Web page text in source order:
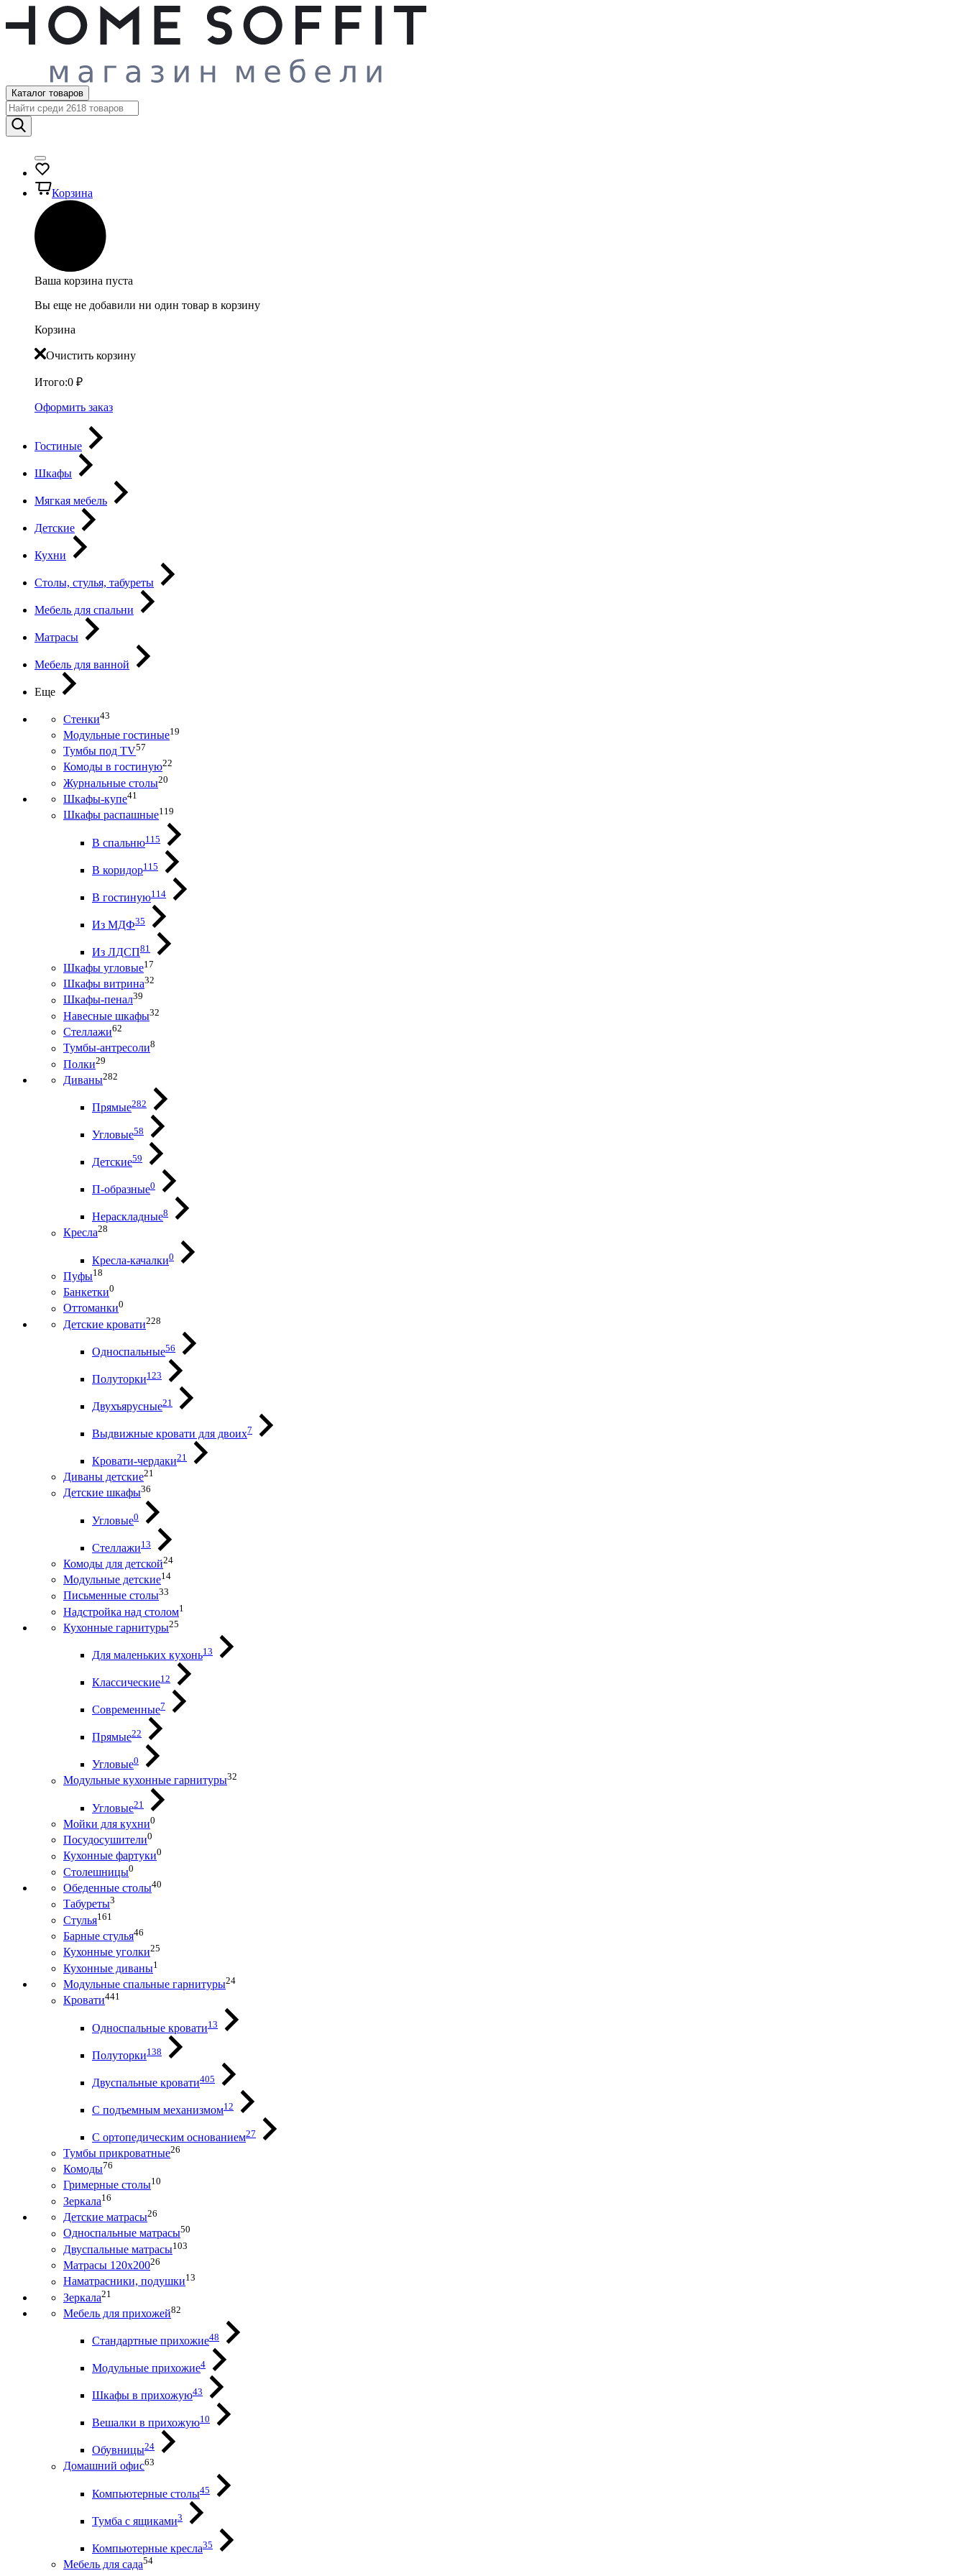
Каталог товаров
Корзина
Ваша корзина пуста
Вы еще не добавили ни один товар в корзину
Корзина
Очистить корзину
Итого:0 ₽
Оформить заказ
Гостиные
Шкафы
Мягкая мебель
Детские
Кухни
Столы, стулья, табуреты
Мебель для спальни
Матрасы
Мебель для ванной
Еще
Стенки43
Модульные гостиные19
Тумбы под ТV57
Комоды в гостиную22
Журнальные столы20
Шкафы-купе41
Шкафы распашные119
В спальню115
В коридор115
В гостиную114
Из МДФ35
Из ЛДСП81
Шкафы угловые17
Шкафы витрина32
Шкафы-пенал39
Навесные шкафы32
Стеллажи62
Тумбы-антресоли8
Полки29
Диваны282
Прямые282
Угловые58
Детские59
П-образные0
Нераскладные8
Кресла28
Кресла-качалки0
Пуфы18
Банкетки0
Оттоманки0
Детские кровати228
Односпальные56
Полуторки123
Двухъярусные21
Выдвижные кровати для двоих7
Кровати-чердаки21
Диваны детские21
Детские шкафы36
Угловые0
Стеллажи13
Комоды для детской24
Модульные детские14
Письменные столы33
Надстройка над столом1
Кухонные гарнитуры25
Для маленьких кухонь13
Классические12
Современные7
Прямые22
Угловые0
Модульные кухонные гарнитуры32
Угловые21
Мойки для кухни0
Посудосушители0
Кухонные фартуки0
Столешницы0
Обеденные столы40
Табуреты3
Стулья161
Барные стулья46
Кухонные уголки25
Кухонные диваны1
Модульные спальные гарнитуры24
Кровати441
Односпальные кровати13
Полуторки138
Двуспальные кровати405
С подъемным механизмом12
С ортопедическим основанием27
Тумбы прикроватные26
Комоды76
Гримерные столы10
Зеркала16
Детские матрасы26
Односпальные матрасы50
Двуспальные матрасы103
Матрасы 120х20026
Наматрасники, подушки13
Зеркала21
Мебель для прихожей82
Стандартные прихожие48
Модульные прихожие4
Шкафы в прихожую43
Вешалки в прихожую10
Обувницы24
Домашний офис63
Компьютерные столы45
Тумба с ящиками3
Компьютерные кресла35
Мебель для сада54